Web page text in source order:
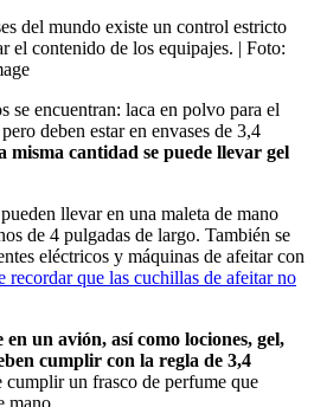
del mundo existe un control estricto
el contenido de los equipajes. | Foto:
se encuentran: laca en polvo para el
deben estar en envases de 3,4
misma cantidad se puede llevar gel
llevar en una maleta de mano
de 4 pulgadas de largo. También se
eléctricos y máquinas de afeitar con
recordar que las cuchillas de afeitar no
un avión, así como lociones, gel,
cumplir con la regla de 3,4
cumplir un frasco de perfume que
mano.